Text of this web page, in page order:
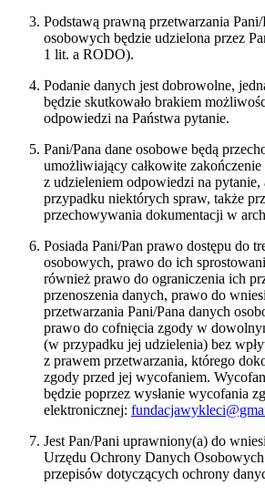
Podstawą prawną przetwarzania Pani/
osobowych będzie udzielona przez
1 lit. a RODO).
Podanie danych jest dobrowolne,
będzie skutkowało brakiem
odpowiedzi na Państwa pytanie.
Pani/Pana dane osobowe będą
umożliwiający całkowite zakończenie
z udzieleniem odpowiedzi na pytanie,
przypadku niektórych spraw, także
przechowywania dokumentacji w
Posiada Pani/Pan prawo dostępu do
osobowych, prawo do ich
również prawo do ograniczenia ich
przenoszenia danych, prawo do
przetwarzania Pani/Pana danych
prawo do cofnięcia zgody w
(w przypadku jej udzielenia) bez
z prawem przetwarzania, którego
zgody przed jej wycofaniem.
będzie poprzez wysłanie wycofania
elektronicznej:
Jest Pan/Pani uprawniony(a) do
Urzędu Ochrony Danych Osobowych
przepisów dotyczących ochrony